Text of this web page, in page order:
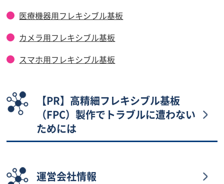
医療機器用フレキシブル基板
カメラ用フレキシブル基板
スマホ用フレキシブル基板
【PR】高精細フレキシブル基板
（FPC）製作でトラブルに遭わない
ためには
運営会社情報